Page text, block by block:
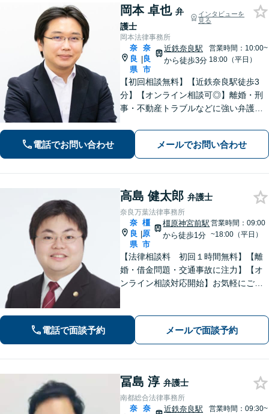
岡本 卓也 弁
護士
インタビューを
見る
岡本法律事務所
奈
良
県
|
奈
良
市
近鉄奈良駅
から徒歩3分
営業時間：10:00~
18:00（平日）
【初回相談無料】【近鉄奈良駅徒歩3
分】【オンライン相談可◎】離婚・刑
事・不動産トラブルなどに強い弁護士
対応しています。お一人で悩まれず、
まずはお気軽に電話いただけたらと思
います。【土日夜間面談】【出張相
談】
電話でお問い合わせ メールでお問い合わせ
高島 健太郎 弁護士
奈良万葉法律事務所
奈
良
県
|
橿
原
市
橿原神宮前駅
から徒歩1分
営業時間：09:00
~18:00（平日）
【法律相談料 初回１時間無料】【離
婚・借金問題・交通事故に注力】【オ
ンライン相談対応開始】お気軽にご相
ます。【土日・夜間相談に対応】
電話で面談予約 メールで面談予約
冨島 淳 弁護士
南都総合法律事務所
奈
奈
近鉄奈良駅
営業時間：09:30~